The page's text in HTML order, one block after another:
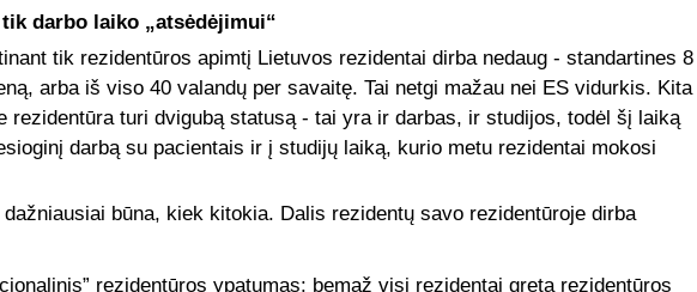
darbo laiko „atsėdėjimui“
tik rezidentūros apimtį Lietuvos rezidentai dirba nedaug - standartines 8
arba iš viso 40 valandų per savaitę. Tai netgi mažau nei ES vidurkis. Kita
rezidentūra turi dvigubą statusą - tai yra ir darbas, ir studijos, todėl šį laiką
darbą su pacientais ir į studijų laiką, kurio metu rezidentai mokosi
dažniausiai būna, kiek kitokia. Dalis rezidentų savo rezidentūroje dirba
rezidentūros ypatumas: bemaž visi rezidentai greta rezidentūros